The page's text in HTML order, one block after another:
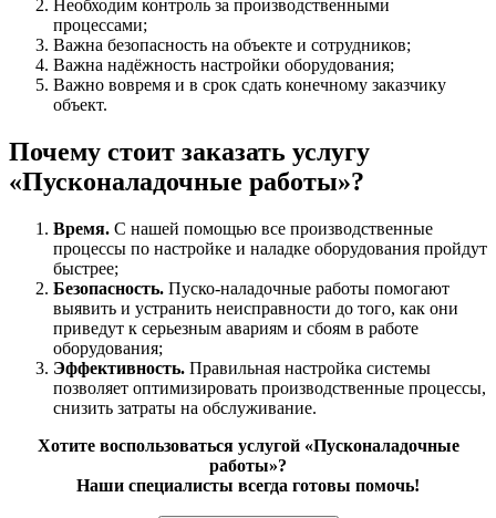
Необходим контроль за производственными
процессами;
Важна безопасность на объекте и сотрудников;
Важна надёжность настройки оборудования;
Важно вовремя и в срок сдать конечному заказчику
объект.
Почему стоит заказать услугу
«Пусконаладочные работы»?
Время. С нашей помощью все производственные
процессы по настройке и наладке оборудования пройдут
быстрее;
Безопасность. Пуско-наладочные работы помогают
выявить и устранить неисправности до того, как они
приведут к серьезным авариям и сбоям в работе
оборудования;
Эффективность. Правильная настройка системы
позволяет оптимизировать производственные процессы,
снизить затраты на обслуживание.
Хотите воспользоваться услугой «Пусконаладочные
работы»?
Наши специалисты всегда готовы помочь!